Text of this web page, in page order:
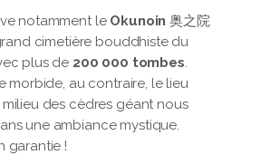
notamment le Okunoin 奥之院
cimetière bouddhiste du
plus de 200 000 tombes.
morbide, au contraire, le lieu
des cèdres géant nous
une ambiance mystique.
garantie !